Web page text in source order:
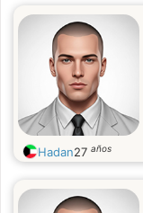
Hadan27 años